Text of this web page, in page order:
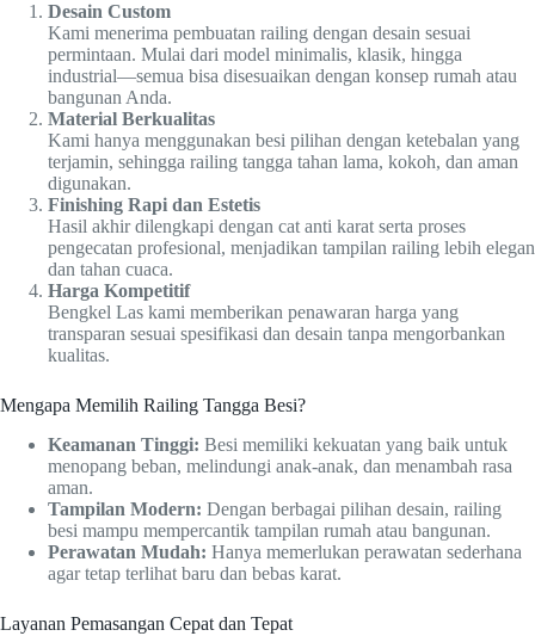
Desain Custom
Kami menerima pembuatan railing dengan desain sesuai
permintaan. Mulai dari model minimalis, klasik, hingga
industrial—semua bisa disesuaikan dengan konsep rumah atau
bangunan Anda.
Material Berkualitas
Kami hanya menggunakan besi pilihan dengan ketebalan yang
terjamin, sehingga railing tangga tahan lama, kokoh, dan aman
digunakan.
Finishing Rapi dan Estetis
Hasil akhir dilengkapi dengan cat anti karat serta proses
pengecatan profesional, menjadikan tampilan railing lebih elegan
dan tahan cuaca.
Harga Kompetitif
Bengkel Las kami memberikan penawaran harga yang
transparan sesuai spesifikasi dan desain tanpa mengorbankan
kualitas.
Mengapa Memilih Railing Tangga Besi?
Keamanan Tinggi: Besi memiliki kekuatan yang baik untuk
menopang beban, melindungi anak-anak, dan menambah rasa
aman.
Tampilan Modern: Dengan berbagai pilihan desain, railing
besi mampu mempercantik tampilan rumah atau bangunan.
Perawatan Mudah: Hanya memerlukan perawatan sederhana
agar tetap terlihat baru dan bebas karat.
Layanan Pemasangan Cepat dan Tepat